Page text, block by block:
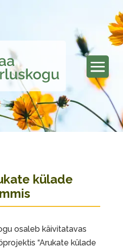
külade
osaleb käivitatavas
“Arukate külade